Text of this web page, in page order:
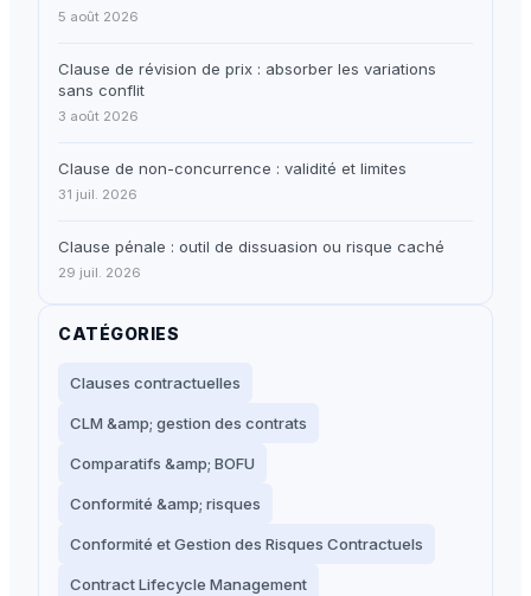
5 août 2026
Clause de révision de prix : absorber les variations
sans conflit
3 août 2026
Clause de non-concurrence : validité et limites
31 juil. 2026
Clause pénale : outil de dissuasion ou risque caché
29 juil. 2026
CATÉGORIES
Clauses contractuelles
CLM &amp; gestion des contrats
Comparatifs &amp; BOFU
Conformité &amp; risques
Conformité et Gestion des Risques Contractuels
Contract Lifecycle Management